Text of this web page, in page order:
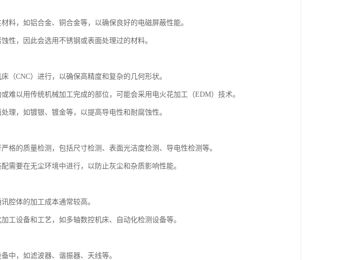
，如铝合金、铜合金等，以确保良好的电磁屏蔽性能。
，因此会选用不锈钢或表面处理过的材料。
CNC）进行，以确保高精度和复杂的几何形状。
以用传统机械加工完成的部位，可能会采用电火花加工（EDM）技术。
，如镀银、镀金等，以提高导电性和耐腐蚀性。
的质量检测，包括尺寸检测、表面光洁度检测、导电性检测等。
要在无尘环境中进行，以防止灰尘和杂质影响性能。
腔体的加工成本通常较高。
设备和工艺，如多轴数控机床、自动化检测设备等。
中，如滤波器、谐振器、天线等。